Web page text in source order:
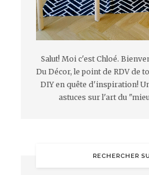
Salut! Moi c'est Chloé.
Du Décor, le point de RDV de
DIY en quête d'inspiration!
astuces sur l'art du
RECHERCHER